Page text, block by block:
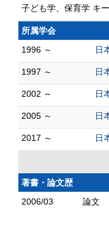
子ども学、保育学 キ
所属学会
1996 ～
日
1997 ～ 日
2002 ～ 日
2005 ～ 日
2017 ～ 日
著書・論文歴
2006/03
論文